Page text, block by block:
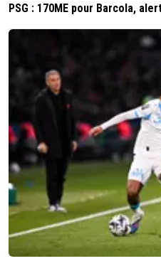
PSG : 170ME pour Barcola,